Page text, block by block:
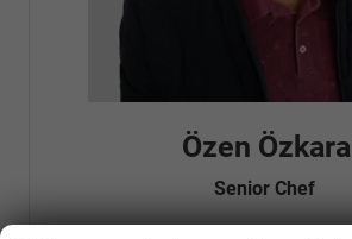
Özen Özkara
Senior Chef